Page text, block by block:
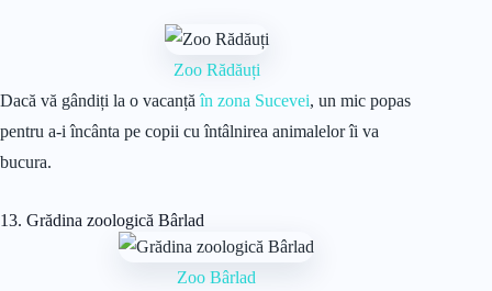
Zoo Rădăuți
Dacă vă gândiți la o vacanțăîn zona Sucevei, un mic popas
pentru a-i încânta pe copii cu întâlnirea animalelor îi va
bucura.
13. Grădina zoologică Bârlad
Zoo Bârlad